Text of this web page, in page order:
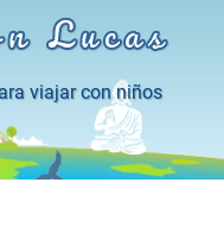
Lucas
viajar con niños